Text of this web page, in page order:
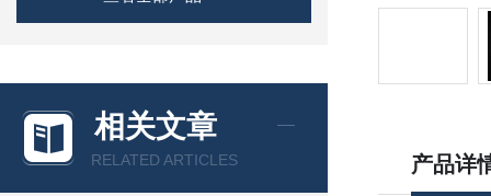
相关文章
RELATED ARTICLES 产品详